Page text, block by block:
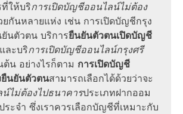
ให้บริการเปิดบัญชีออนไลน์ไม่ต้อง
ยกันหลายแห่ง เช่น การเปิดบัญชีกรุง
นตัวตน บริการยืนยันตัวตนเปิดบัญชี
และบริการเปิดบัญชีออนไลน์กรุงศรี
ต้น อย่างไรก็ตาม การเปิดบัญชี
นยันตัวตนสามารถเลือกได้ด้วยว่าจะ
ไม่ต้องไปธนาคารประเภทฝากออม
ะจำ ซึ่งเราควรเลือกบัญชีที่เหมาะกับ